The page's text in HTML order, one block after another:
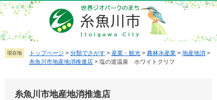
ペ
ー
ジ
の
先
メ
ニ
ュ
ー
を現在地 トップページ > 分類でさがす > 産業・観光 > 農林水産業 > 地産地消 >
糸魚川市地産地消推進店 > 塩の道温泉 ホワイトクリフ
糸魚川市地産地消推進店